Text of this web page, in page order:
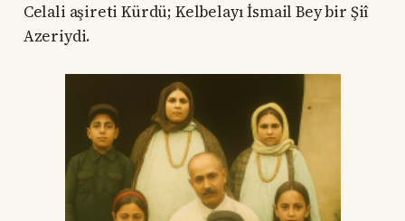
Celali aşireti Kürdü; Kelbelayı İsmail Bey bir Şiî
Azeriydi.